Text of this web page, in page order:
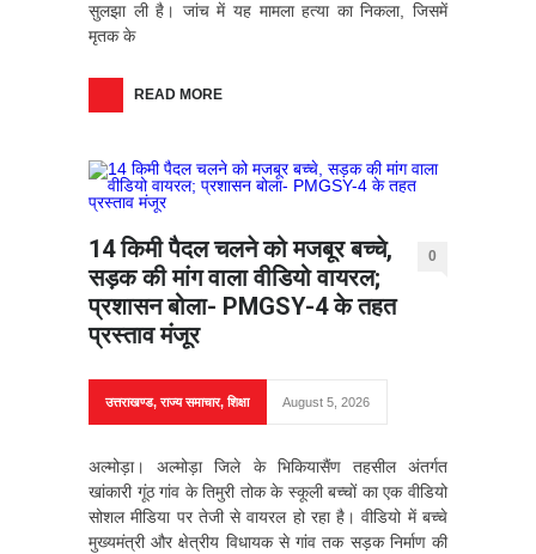
सुलझा ली है। जांच में यह मामला हत्या का निकला, जिसमें
मृतक के
READ MORE
14 किमी पैदल चलने को मजबूर बच्चे,
सड़क की मांग वाला वीडियो वायरल;
प्रशासन बोला- PMGSY-4 के तहत
प्रस्ताव मंजूर
0
उत्तराखण्ड,राज्य समाचार,शिक्षा August 5, 2026
अल्मोड़ा। अल्मोड़ा जिले के भिकियासैंण तहसील अंतर्गत
खांकारी गूंठ गांव के तिमुरी तोक के स्कूली बच्चों का एक वीडियो
सोशल मीडिया पर तेजी से वायरल हो रहा है। वीडियो में बच्चे
मुख्यमंत्री और क्षेत्रीय विधायक से गांव तक सड़क निर्माण की